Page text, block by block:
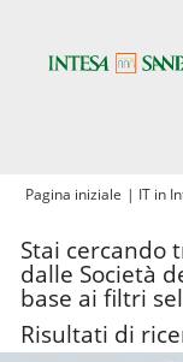
Pagina iniziale | IT in
Stai cercando
dalle Società
base ai filtri
Risultati di